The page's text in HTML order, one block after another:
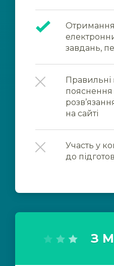
завдань,
Правильні
пояснення
на сайті
Участь у
до
З